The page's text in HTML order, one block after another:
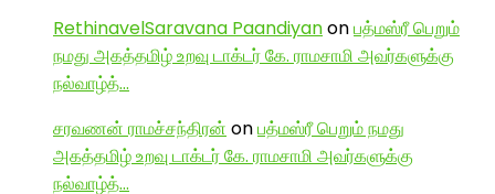
RethinavelSaravana Paandiyanonபத்மஸ்ரீ பெறும்
நமது அகத்தமிழ் உறவு டாக்டர் கே. ராமசாமி அவர்களுக்கு
நல்வாழ்த்…
சரவணன் ராமச்சந்திரன் onபத்மஸ்ரீ பெறும் நமது
அகத்தமிழ் உறவு டாக்டர் கே. ராமசாமி அவர்களுக்கு
நல்வாழ்த்…